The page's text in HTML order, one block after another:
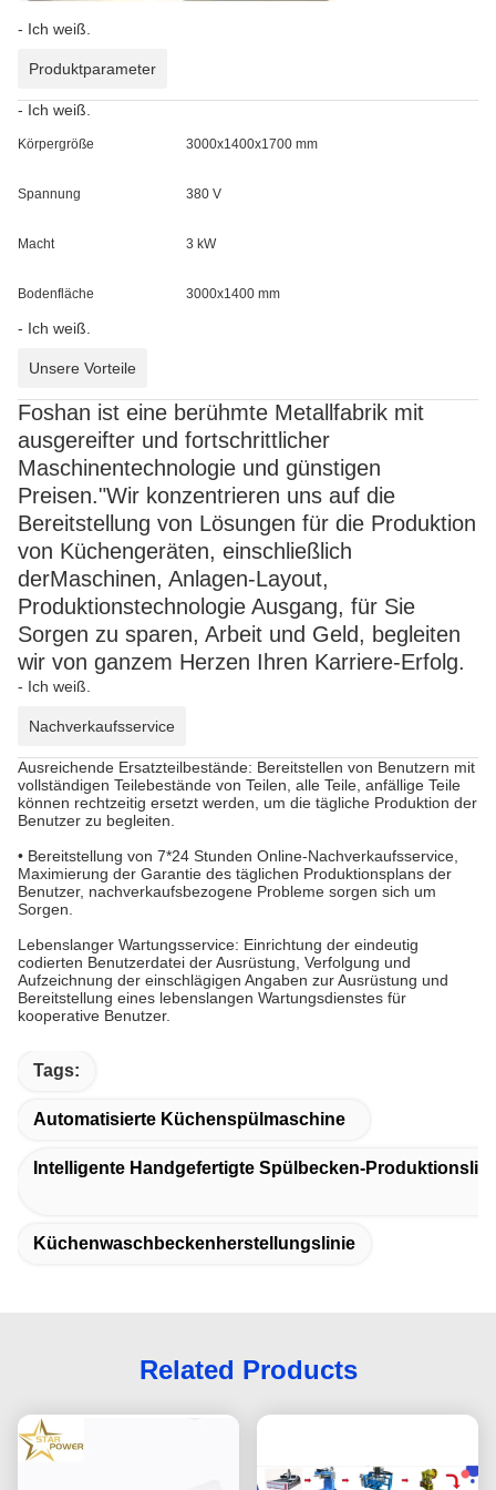
- Ich weiß.
Produktparameter
- Ich weiß.
Körpergröße 3000x1400x1700 mm
Spannung 380 V
Macht 3 kW
Bodenfläche 3000x1400 mm
- Ich weiß.
Unsere Vorteile
Foshan ist eine berühmte Metallfabrik mit
ausgereifter und fortschrittlicher
Maschinentechnologie und günstigen
Preisen."Wir konzentrieren uns auf die
Bereitstellung von Lösungen für die Produktion
von Küchengeräten, einschließlich
derMaschinen, Anlagen-Layout,
Produktionstechnologie Ausgang, für Sie
Sorgen zu sparen, Arbeit und Geld, begleiten
wir von ganzem Herzen Ihren Karriere-Erfolg.
- Ich weiß.
Nachverkaufsservice
Ausreichende Ersatzteilbestände: Bereitstellen von Benutzern mit
vollständigen Teilebestände von Teilen, alle Teile, anfällige Teile
können rechtzeitig ersetzt werden, um die tägliche Produktion der
Benutzer zu begleiten.
• Bereitstellung von 7*24 Stunden Online-Nachverkaufsservice,
Maximierung der Garantie des täglichen Produktionsplans der
Benutzer, nachverkaufsbezogene Probleme sorgen sich um
Sorgen.
Lebenslanger Wartungsservice: Einrichtung der eindeutig
codierten Benutzerdatei der Ausrüstung, Verfolgung und
Aufzeichnung der einschlägigen Angaben zur Ausrüstung und
Bereitstellung eines lebenslangen Wartungsdienstes für
kooperative Benutzer.
Tags:
Automatisierte Küchenspülmaschine
Intelligente Handgefertigte Spülbecken-
Küchenwaschbeckenherstellungslinie
Related Products